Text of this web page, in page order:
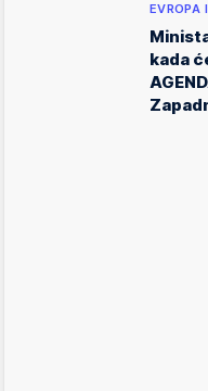
EVROPA
kada